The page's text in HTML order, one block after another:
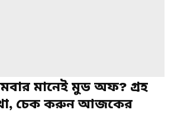
মানেই মুড অফ? গ্রহ
চেক করুন আজকের